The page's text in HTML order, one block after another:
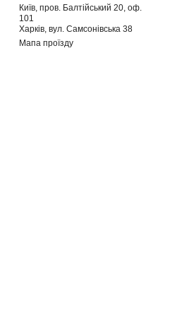
Київ, пров. Балтійський 20, оф.
101
Харків, вул. Самсонівська 38
Мапа проїзду